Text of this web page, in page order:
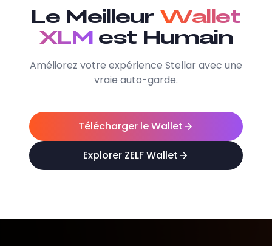
Le Meilleur Wallet
XLM est Humain
Améliorez votre expérience Stellar avec une
vraie auto-garde.
Télécharger le Wallet
Explorer ZELF Wallet